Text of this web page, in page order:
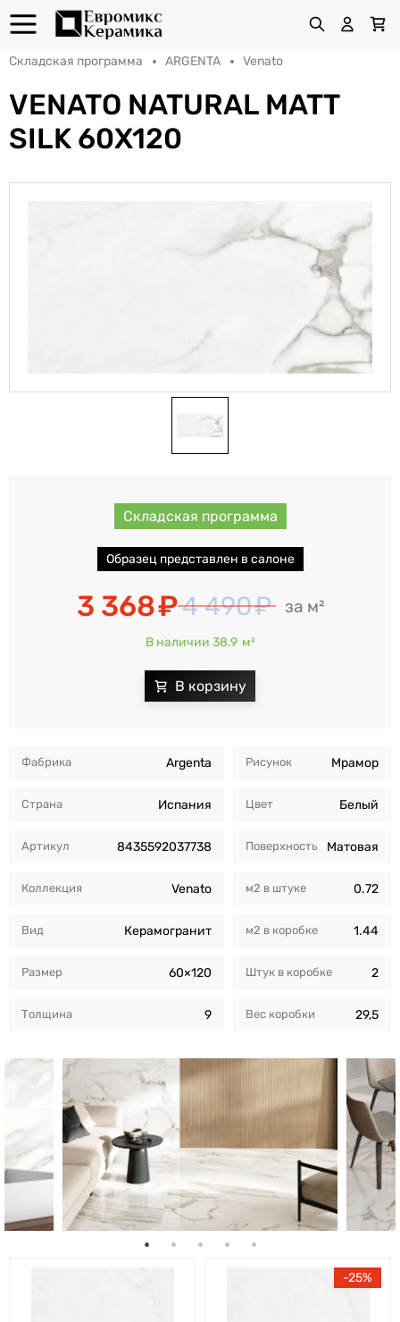
Складская программа ARGENTA Venato
VENATO NATURAL MATT
SILK 60X120
Фабрика Argenta
Страна Испания
Артикул 8435592037738
Коллекция Venato
Вид Керамогранит
Размер 60×120
Толщина 9
Рисунок Мрамор
Цвет Белый
Поверхность Матовая
м2 в штуке 0.72
м2 в коробкe 1.44
Штук в коробкe 2
Вес коробки 29,5
Складская программа
Образец представлен в салоне
3 368 4 490 м²
В наличии 38.9 м²
25